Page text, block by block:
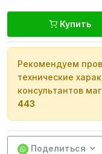
Купить
Рекомендуем
технические
консультантов
443
Поделиться